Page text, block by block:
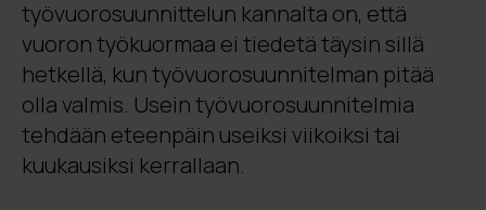
työvuorosuunnittelun kannalta on, että
vuoron työkuormaa ei tiedetä täysin sillä
hetkellä, kun työvuorosuunnitelman pitää
olla valmis. Usein työvuorosuunnitelmia
tehdään eteenpäin useiksi viikoiksi tai
kuukausiksi kerrallaan.